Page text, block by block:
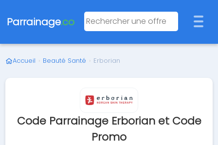
Parrainage.co
Accueil › Beauté Santé › Erborian
Code Parrainage Erborian et Code
Promo